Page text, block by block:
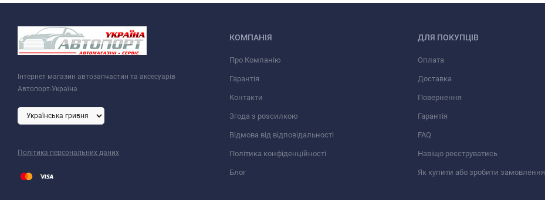
Інтернет магазин автозапчастин та аксесуарів
Автопорт-Україна
Політика персональних даних
КОМПАНІЯ
Про Компанію
Гарантія
Контакти
Згода з розсилкою
Відмова від відповідальності
Політика конфіденційності
Блог
ДЛЯ ПОКУПЦІВ
Оплата
Доставка
Повернення
Гарантія
FAQ
Навіщо реєструватись
Як купити або зробити замовлення